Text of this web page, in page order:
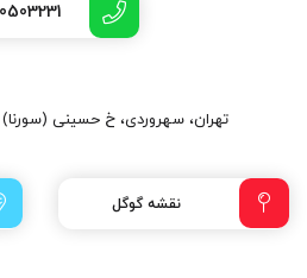
تهران، سهروردی، خ حسینی (سورنا) ،
نقشه گوگل